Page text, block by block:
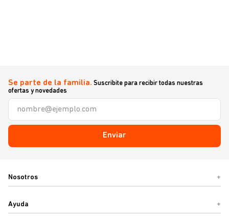
Se parte de la familia. Suscribite para recibir todas nuestras
ofertas y novedades
Enviar
Nosotros +
Ayuda +